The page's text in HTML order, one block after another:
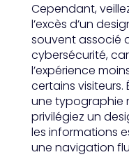
Cependant,
l’excès d’un
souvent associé
cybersécurité,
l’expérience
certains visiteurs.
une typographie
privilégiez un
les informations
une navigation